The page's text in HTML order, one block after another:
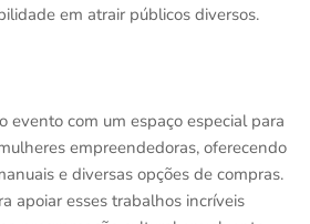
em atrair públicos diversos.
evento com um espaço especial para
empreendedoras, oferecendo
e diversas opções de compras.
apoiar esses trabalhos incríveis